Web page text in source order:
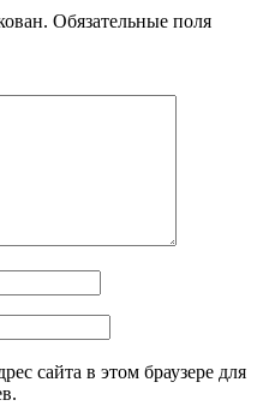
Обязательные поля
сайта в этом браузере для